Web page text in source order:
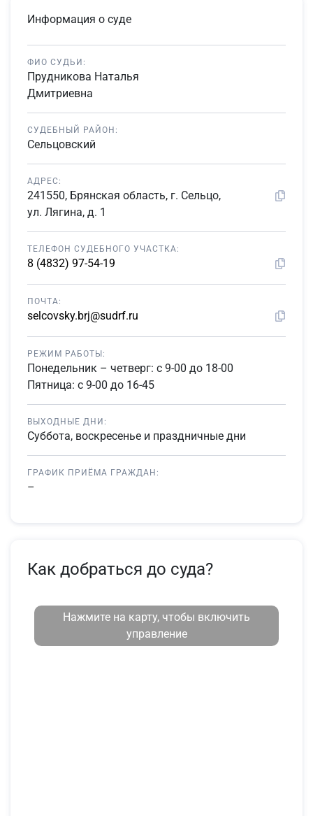
Информация о суде
ФИО СУДЬИ:
Прудникова Наталья
Дмитриевна
СУДЕБНЫЙ РАЙОН:
Сельцовский
АДРЕС:
241550, Брянская область, г. Сельцо,
ул. Лягина, д. 1
ТЕЛЕФОН СУДЕБНОГО УЧАСТКА:
8 (4832) 97-54-19
ПОЧТА:
selcovsky.brj@sudrf.ru
РЕЖИМ РАБОТЫ:
Понедельник – четверг: с 9-00 до 18-00
Пятница: с 9-00 до 16-45
ВЫХОДНЫЕ ДНИ:
Суббота, воскресенье и праздничные дни
ГРАФИК ПРИЁМА ГРАЖДАН:
–
Как добраться до суда?
Нажмите на карту, чтобы включить
управление